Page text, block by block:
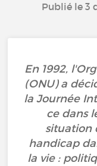
Publié le 3
En 1992,
(ONU) a
la Journée
ce dans
situation
handicap
la vie :